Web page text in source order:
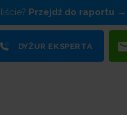
Przejdź do raportu
DYŻUR EKSPERTA